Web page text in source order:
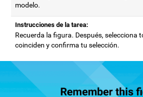
modelo.
Instrucciones de la tarea:
Recuerda la figura. Después, selecciona
coinciden y confirma tu selección.